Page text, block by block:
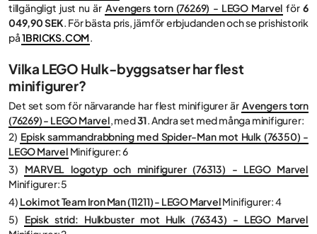
tillgängligt just nu är Avengers torn (76269) - LEGO Marvel för6
049,90 SEK. För bästa pris, jämför erbjudanden och se prishistorik
på1BRICKS.COM.
Vilka LEGO Hulk-byggsatser har flest
minifigurer?
Det set som för närvarande har flest minifigurer är Avengers torn
(76269) - LEGO Marvel, med31. Andra set med många minifigurer:
2) Episk sammandrabbning med Spider-Man mot Hulk (76350) -
LEGO Marvel Minifigurer: 6
3) MARVEL logotyp och minifigurer (76313) - LEGO Marvel
Minifigurer: 5
4) Loki mot Team Iron Man (11211) - LEGO MarvelMinifigurer: 4
5)
Episk strid: Hulkbuster mot Hulk (76343) - LEGO Marvel